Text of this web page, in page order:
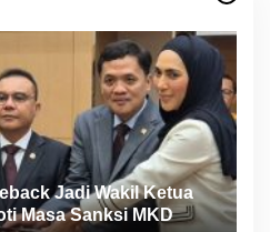
Jadi Wakil Ketua
Masa Sanksi MKD